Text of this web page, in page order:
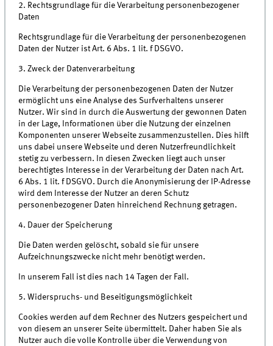
2. Rechtsgrundlage für die Verarbeitung personenbezogener
Daten
Rechtsgrundlage für die Verarbeitung der personenbezogenen
Daten der Nutzer ist Art. 6 Abs. 1 lit. f DSGVO.
3. Zweck der Datenverarbeitung
Die Verarbeitung der personenbezogenen Daten der Nutzer
ermöglicht uns eine Analyse des Surfverhaltens unserer
Nutzer. Wir sind in durch die Auswertung der gewonnen Daten
in der Lage, Informationen über die Nutzung der einzelnen
Komponenten unserer Webseite zusammenzustellen. Dies hilft
uns dabei unsere Webseite und deren Nutzerfreundlichkeit
stetig zu verbessern. In diesen Zwecken liegt auch unser
berechtigtes Interesse in der Verarbeitung der Daten nach Art.
6 Abs. 1 lit. f DSGVO. Durch die Anonymisierung der IP-Adresse
wird dem Interesse der Nutzer an deren Schutz
personenbezogener Daten hinreichend Rechnung getragen.
4. Dauer der Speicherung
Die Daten werden gelöscht, sobald sie für unsere
Aufzeichnungszwecke nicht mehr benötigt werden.
In unserem Fall ist dies nach 14 Tagen der Fall.
5. Widerspruchs- und Beseitigungsmöglichkeit
Cookies werden auf dem Rechner des Nutzers gespeichert und
von diesem an unserer Seite übermittelt. Daher haben Sie als
Nutzer auch die volle Kontrolle über die Verwendung von